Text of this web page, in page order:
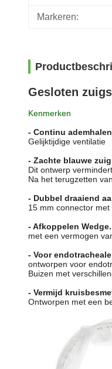
Markeren:
Gesloten
Kenmerken
- Continu ademhalen
Gelijktijdige ventilatie
- Zachte blauwe
Dit ontwerp
Na het terugzetten
- Dubbel draaiend
15 mm connector
- Afkoppelen Wedge.
met een vermogen
- Voor
ontworpen voor
Buizen met
- Vermijd
Ontworpen met een